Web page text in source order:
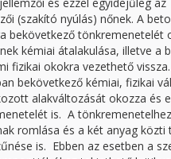
(szakító nyúlás) nőnek. A
bekövetkező tönkremenetelét
kémiai átalakulása, illetve a
fizikai okokra vezethető vissza.
bekövetkező kémiai, fizikai
alakváltozását okozza és
is. A
romlása és a két anyag közti
is. Ebben az esetben a